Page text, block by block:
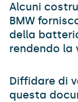
Alcuni
BMW
della
rendendo la
Diffidare di
questa